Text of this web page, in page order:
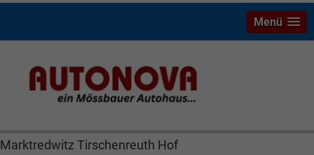
Skoda Octavia Bayreuth Nützel Mössbauer Autonova
Brucker Räthel MGS Autohaus günstig Finanzierung
Marktredwitz Tirschenreuth Hof
Menü